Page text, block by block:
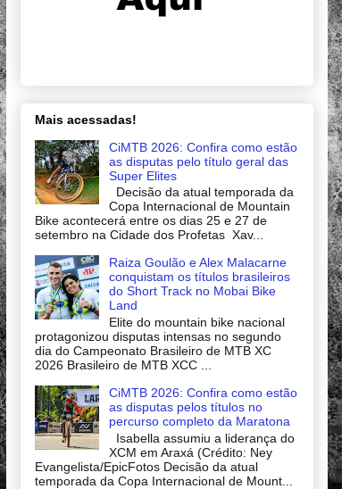
Mais acessadas!
CiMTB 2026: Confira como estão
as disputas pelo título geral das
Super Elites
Decisão da atual temporada da
Copa Internacional de Mountain
Bike acontecerá entre os dias 25 e 27 de
setembro na Cidade dos Profetas Xav...
Raiza Goulão e Alex Malacarne
conquistam os títulos brasileiros
do Short Track no Mobai Bike
Land
Elite do mountain bike nacional
protagonizou disputas intensas no segundo
dia do Campeonato Brasileiro de MTB XC
2026 Brasileiro de MTB XCC ...
CiMTB 2026: Confira como estão
as disputas pelos títulos no
percurso completo da Maratona
Isabella assumiu a liderança do
XCM em Araxá (Crédito: Ney
Evangelista/EpicFotos Decisão da atual
temporada da Copa Internacional de Mount...